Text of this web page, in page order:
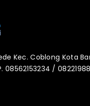
Kec. Coblong Kota
08562153234 /